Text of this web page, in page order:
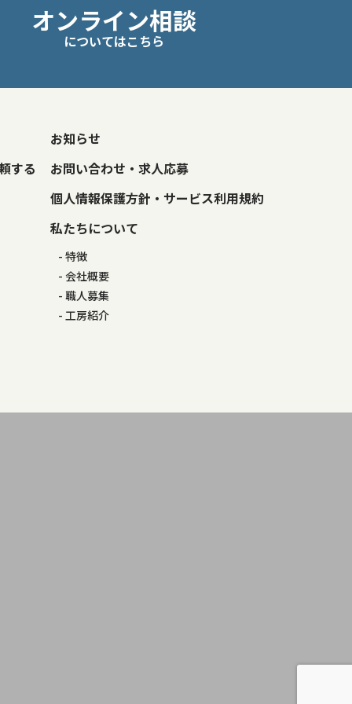
オンライン相談
についてはこちら
する
お知らせ
お問い合わせ・求人応募
個人情報保護方針・サービス利用規約
私たちについて
特徴
会社概要
職人募集
工房紹介